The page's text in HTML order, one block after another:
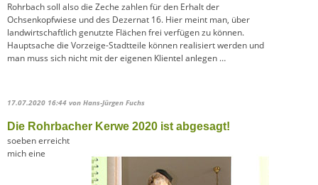
Rohrbach soll also die Zeche zahlen für den Erhalt der
Ochsenkopfwiese und des Dezernat 16. Hier meint man, über
landwirtschaftlich genutzte Flächen frei verfügen zu können.
Hauptsache die Vorzeige-Stadtteile können realisiert werden und
man muss sich nicht mit der eigenen Klientel anlegen …
17.07.2020 16:44 von Hans-Jürgen Fuchs
Die Rohrbacher Kerwe 2020 ist abgesagt!
soeben erreicht
mich eine